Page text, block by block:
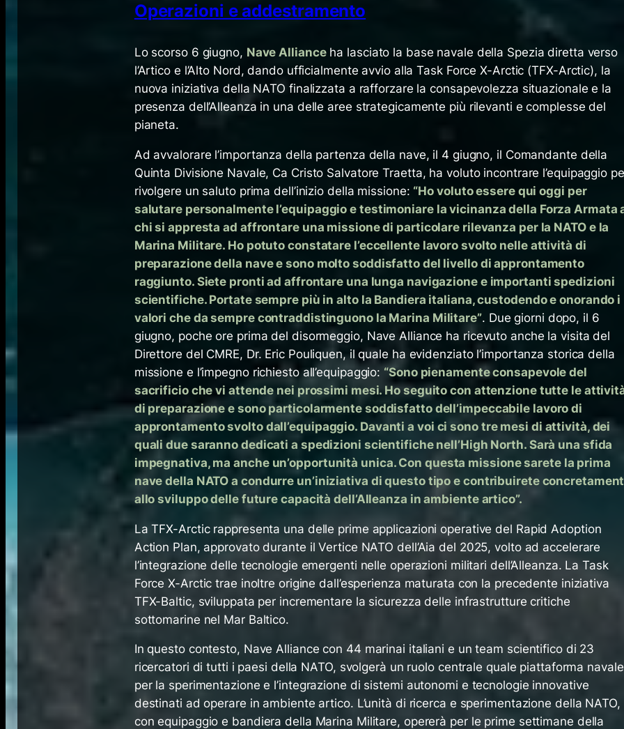
Operazioni e addestramento
​Lo scorso 6 giugno, Nave Allianceha lasciato la base navale della Spezia diretta verso
l’Artico e l’Alto Nord, dando ufficialmente avvio alla Task Force X-Arctic (TFX-Arctic), la
nuova iniziativa della NATO finalizzata a rafforzare la consapevolezza situazionale e la
presenza dell’Alleanza in una delle aree strategicamente più rilevanti e complesse del
pianeta.
Ad avvalorare l’importanza della partenza della nave, il 4 giugno, il Comandante della
Quinta Divisione Navale, Ca Cristo Salvatore Traetta, ha voluto incontrare l’equipaggio
rivolgere un saluto prima dell’inizio della missione: “Ho voluto essere qui oggi per
salutare personalmente l’equipaggio e testimoniare la vicinanza della Forza Armata
chi si appresta ad affrontare una missione di particolare rilevanza per la NATO e la
Marina Militare. Ho potuto constatare l’eccellente lavoro svolto nelle attività di
preparazione della nave e sono molto soddisfatto del livello di approntamento
raggiunto. Siete pronti ad affrontare una lunga navigazione e importanti spedizioni
scientifiche. Portate sempre più in alto la Bandiera italiana, custodendo e onorando i
valori che da sempre contraddistinguono la Marina Militare”. Due giorni dopo, il 6
giugno, poche ore prima del disormeggio, Nave Alliance ha ricevuto anche la visita del
Direttore del CMRE, Dr. Eric Pouliquen, il quale ha evidenziato l’importanza storica della
missione e l’impegno richiesto all’equipaggio: “Sono pienamente consapevole del
sacrificio che vi attende nei prossimi mesi. Ho seguito con attenzione tutte le
di preparazione e sono particolarmente soddisfatto dell’impeccabile lavoro di
approntamento svolto dall’equipaggio. Davanti a voi ci sono tre mesi di attività, dei
quali due saranno dedicati a spedizioni scientifiche nell’High North. Sarà una sfida
impegnativa, ma anche un’opportunità unica. Con questa missione sarete la prima
nave della NATO a condurre un’iniziativa di questo tipo e contribuirete
allo sviluppo delle future capacità dell’Alleanza in ambiente artico”.
La TFX-Arctic rappresenta una delle prime applicazioni operative del Rapid Adoption
Action Plan, approvato durante il Vertice NATO dell’Aia del 2025, volto ad accelerare
l’integrazione delle tecnologie emergenti nelle operazioni militari dell’Alleanza. La Task
Force X-Arctic trae inoltre origine dall’esperienza maturata con la precedente iniziativa
TFX-Baltic, sviluppata per incrementare la sicurezza delle infrastrutture critiche
sottomarine nel Mar Baltico.
In questo contesto, Nave Alliance con 44 marinai italiani e un team scientifico di 23
ricercatori di tutti i paesi della NATO, svolgerà un ruolo centrale quale piattaforma navale
per la sperimentazione e l’integrazione di sistemi autonomi e tecnologie innovative
destinati ad operare in ambiente artico. L’unità di ricerca e sperimentazione della NATO,
con equipaggio e bandiera della Marina Militare, opererà per le prime settimane della